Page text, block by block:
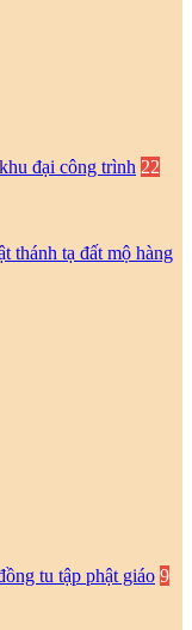
đại công trình 22
thánh tạ đất mộ hàng
tu tập phật giáo 9